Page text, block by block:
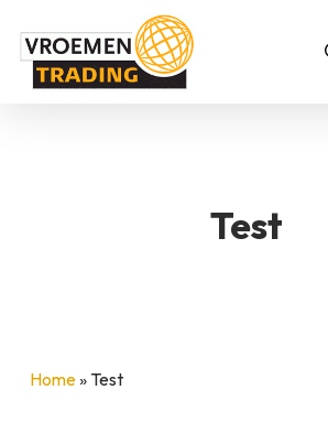
Bestelling
Test
Home» Test